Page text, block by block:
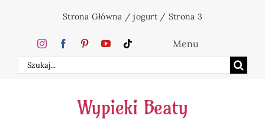
zawartości
Strona Główna /jogurt/ Strona 3
Szukaj
Menu
Home
Ciasta
Wypieki Beaty